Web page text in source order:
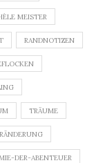
MEISTER
RANDNOTIZEN
TRÄUME
DER-ABENTEUER